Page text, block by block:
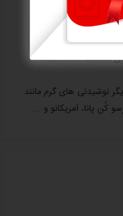
دستگاه
نوشیدنی های گرم مانند
کُن پانا، آمریکانو و ...